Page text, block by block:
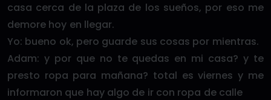
casa cerca de la plaza de los sueños, por eso me
demore hoy en llegar.
Yo: bueno ok, pero guarde sus cosas por mientras.
Adam: y por que no te quedas en mi casa? y te
presto ropa para mañana? total es viernes y me
informaron que hay algo de ir con ropa de calle